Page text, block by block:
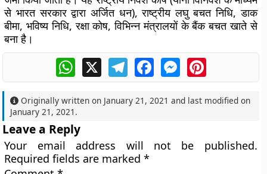
से भारत सरकार द्वारा अर्जित धन), राष्ट्रीय लघु बचत निधि, डाक
बीमा, भविष्य निधि, रक्षा कोष, विभिन्न मंत्रालयों के बैंक बचत खाते से
बना है।
WhatsApp
X TelegramFacebookMessengerPinterest
Originally written on January 21, 2021 and last modified on
January 21, 2021 .
Leave a Reply
Your email address will not be published.
Required fields are marked*